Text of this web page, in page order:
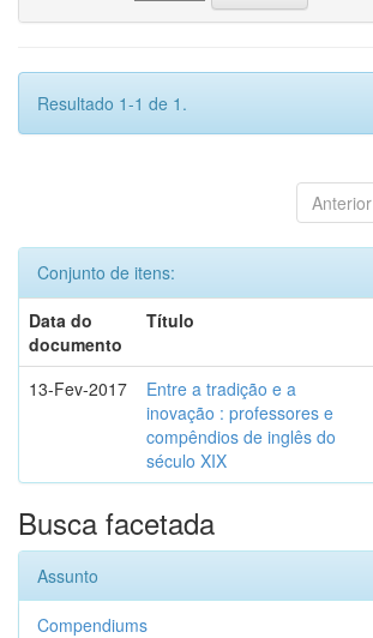
Resultado 1-1 de 1.
Anterior
Conjunto de itens:
Data do
documento
Título
13-Fev-2017
Entre a tradição e a
inovação : professores e
compêndios de inglês do
século XIX
Busca facetada
Assunto
Compendiums